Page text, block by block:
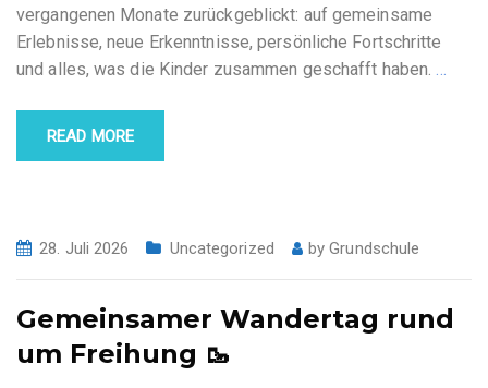
vergangenen Monate zurückgeblickt: auf gemeinsame
Erlebnisse, neue Erkenntnisse, persönliche Fortschritte
und alles, was die Kinder zusammen geschafft haben.…
READ MORE
28. Juli 2026 Uncategorized byGrundschule
Gemeinsamer Wandertag rund
um Freihung 🥾